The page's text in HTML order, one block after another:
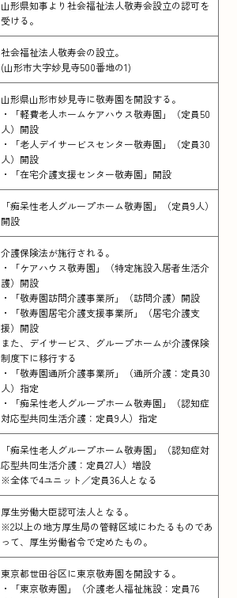
山形県知事より社会福祉法人敬寿会設立の認可を
受ける。
社会福祉法人敬寿会の設立。
(山形市大字妙見寺500番地の1)
山形県山形市妙見寺に敬寿園を開設する。
・「軽費老人ホームケアハウス敬寿園」（定員50
人）開設
・「老人デイサービスセンター敬寿園」（定員30
人）開設
・「在宅介護支援センター敬寿園」開設
「痴呆性老人グループホーム敬寿園」（定員9人）
開設
介護保険法が施行される。
・「ケアハウス敬寿園」（特定施設入居者生活介
護）開設
・「敬寿園訪問介護事業所」（訪問介護）開設
・「敬寿園居宅介護支援事業所」（居宅介護支
援）開設
また、デイサービス、グループホームが介護保険
制度下に移行する
・「敬寿園通所介護事業所」（通所介護：定員30
人）指定
・「痴呆性老人グループホーム敬寿園」（認知症
対応型共同生活介護：定員9人）指定
「痴呆性老人グループホーム敬寿園」（認知症対
応型共同生活介護：定員27人）増設
※全体で4ユニット／定員36人となる
厚生労働大臣認可法人となる。
※2以上の地方厚生局の管轄区域にわたるものであ
って、厚生労働省令で定めたもの。
東京都世田谷区に東京敬寿園を開設する。
・「東京敬寿園」（介護老人福祉施設：定員76